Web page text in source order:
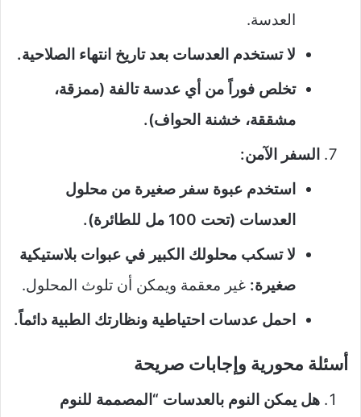
العدسة.
لا تستخدم العدسات بعد تاريخ انتهاء الصلاحية.
تخلص فوراً من أي عدسة تالفة (ممزقة،
مشققة، خشنة الحواف).
السفر الآمن:
استخدم عبوة سفر صغيرة من محلول
العدسات (تحت 100 مل للطائرة).
لا تسكب محلولك الكبير في عبوات بلاستيكية
صغيرة: غير معقمة ويمكن أن تلوث المحلول.
احمل عدسات احتياطية ونظارتك الطبية دائماً.
أسئلة محورية وإجابات صريحة
هل يمكن النوم بالعدسات “المصممة للنوم